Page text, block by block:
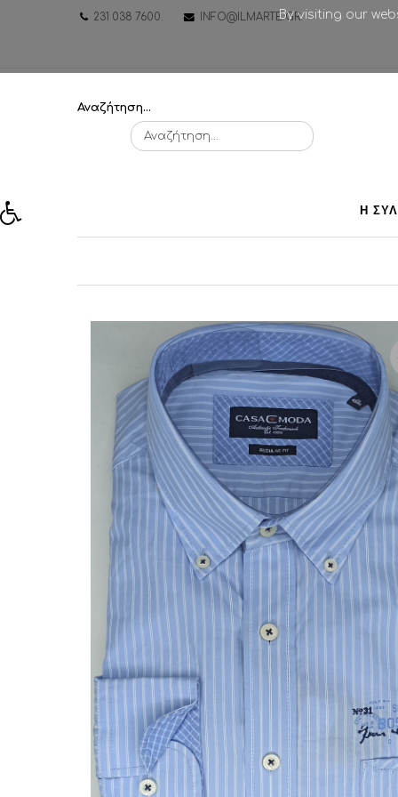
231 038 7600. INFO@ILMARTE.GR.
Αναζήτηση...
Η
By visiting our